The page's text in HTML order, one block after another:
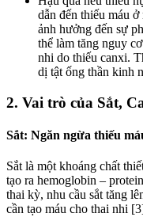
dẫn đến thiếu máu
ảnh hưởng đến sự
thể làm tăng nguy
nhi do thiếu canxi.
dị tật ống thần kinh
2. Vai trò của Sắt,
Sắt: Ngăn ngừa thiếu
Sắt là một khoáng chất
tạo ra hemoglobin –
thai kỳ, nhu cầu sắt tăng
cần tạo máu cho thai nhi